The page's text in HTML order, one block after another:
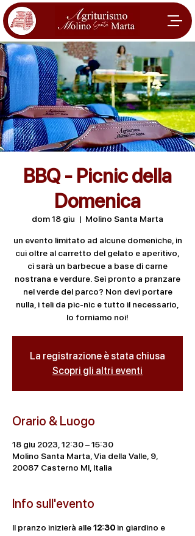
BBQ - Picnic della
Domenica
dom 18 giu
  |
Molino Santa Marta
un evento limitato ad alcune domeniche, in
cui oltre al carretto del gelato e aperitivo,
ci sarà un barbecue a base di carne
nostrana e verdure. Sei pronto a pranzare
nel verde del parco? Non devi portare
nulla, i teli da pic-nic e tutto il necessario,
lo forniamo noi!
La registrazione è stata chiusa
Scopri gli altri eventi
Orario & Luogo
18 giu 2023, 12:30 – 15:30
Molino Santa Marta, Via della Valle, 9,
20087 Casterno MI, Italia
Info sull'evento
Il pranzo inizierà alle 12:30 in giardino e